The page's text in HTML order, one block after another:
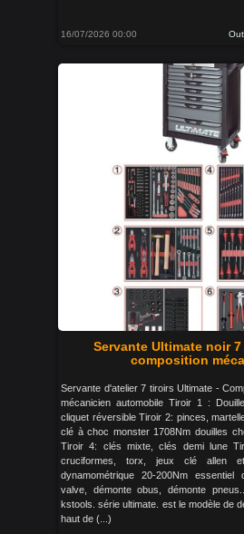
16/07/2026 00:00
Servante Ultimate noir
composition
Servante d'atelier 7 tiroirs Ultimate -
mécanicien automobile Tiroir 1 :
cliquet réversible Tiroir 2: pinces,
clé à choc monster 1708Nm douilles
Tiroir 4: clés mixte, clés demi lune
cruciformes, torx, jeux clé allen
dynamométrique 20-200Nm essentiel
valve, démonte obus, démonte
kstools. série ultimate. est le modèle de
haut de (...)